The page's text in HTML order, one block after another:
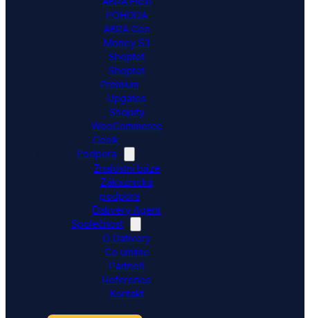
POHODA
ABRA Gen
Money S3
Shoptet
Shoptet
Premium
Upgates
Shopify
WooCommerce
Ceník
Podpora
Znalostní báze
Zákaznická
podpora
Dativery Agent
Společnost
O Dativery
Co umíme
Partneři
Reference
Kontakt